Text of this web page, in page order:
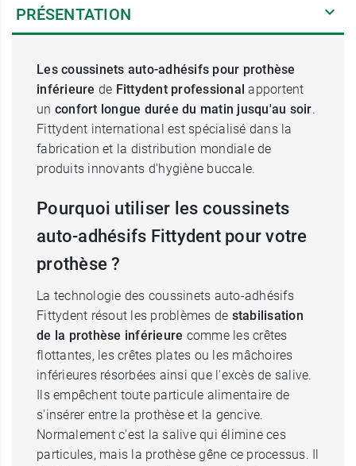
PRÉSENTATION
Les coussinets auto-adhésifs pour prothèse
inférieure de Fittydent professional apportent
un confort longue durée du matin jusqu'au soir.
Fittydent international est spécialisé dans la
fabrication et la distribution mondiale de
produits innovants d'hygiène buccale.
Pourquoi utiliser les coussinets
auto-adhésifs Fittydent pour votre
prothèse ?
La technologie des coussinets auto-adhésifs
Fittydent résout les problèmes de stabilisation
de la prothèse inférieure comme les crêtes
flottantes, les crêtes plates ou les mâchoires
inférieures résorbées ainsi que l'excès de salive.
Ils empêchent toute particule alimentaire de
s'insérer entre la prothèse et la gencive.
Normalement c'est la salive qui élimine ces
particules, mais la prothèse gêne ce processus. Il